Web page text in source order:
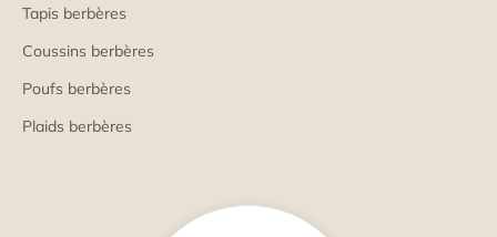
Tapis berbères
Coussins berbères
Poufs berbères
Plaids berbères